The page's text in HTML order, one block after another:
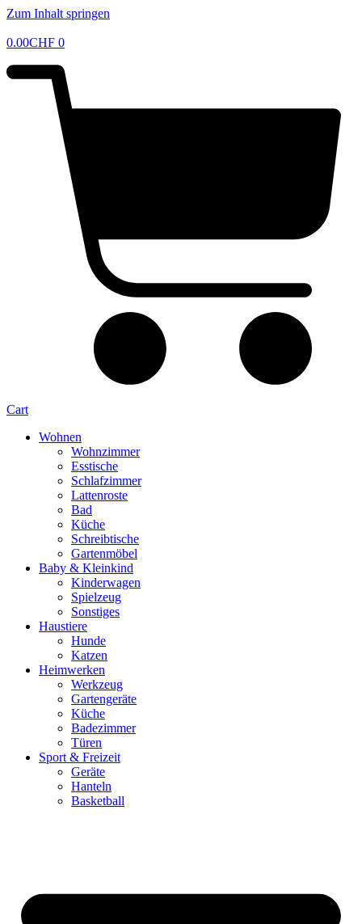
Zum Inhalt springen
0.00CHF 0
Cart
Wohnen
Wohnzimmer
Esstische
Schlafzimmer
Lattenroste
Bad
Küche
Schreibtische
Gartenmöbel
Baby & Kleinkind
Kinderwagen
Spielzeug
Sonstiges
Haustiere
Hunde
Katzen
Heimwerken
Werkzeug
Gartengeräte
Küche
Badezimmer
Türen
Sport & Freizeit
Geräte
Hanteln
Basketball